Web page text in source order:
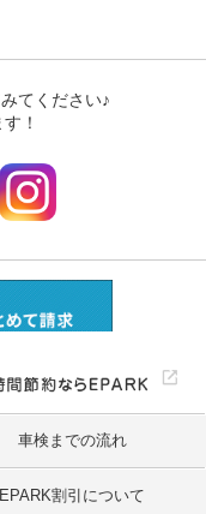
車検までの流れ
EPARK割引について